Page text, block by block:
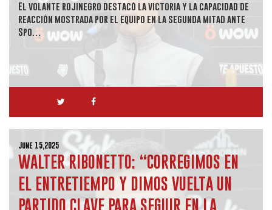
El volante rojinegro destacó la victoria y la capacidad de
reacción mostrada por el equipo en la segunda mitad ante
Spo…
June 15,2025
WALTER RIBONETTO: “CORREGIMOS EN
EL ENTRETIEMPO Y DIMOS VUELTA UN
PARTIDO CLAVE PARA SEGUIR EN LA